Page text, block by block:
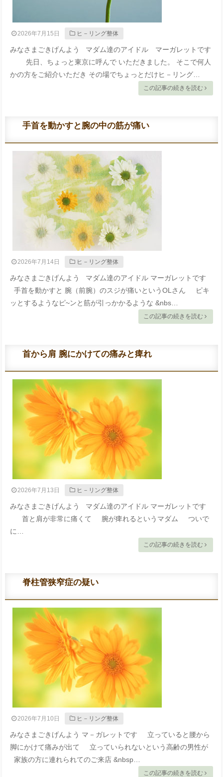
2026年7月15日 ヒ－リング整体
みなさまごきげんよう マダム達のアイドル マーガレットです
先日、ちょっと東京に呼んで いただきました。 そこで何人
かの方をご紹介いただき その場でちょっとだけヒ－リング…
この記事の続きを読む
手首を動かすと腕の中の筋が痛い
2026年7月14日 ヒ－リング整体
みなさまごきげんよう マダム達のアイドル マーガレットです
手首を動かすと 腕（前腕）のスジが痛いというOLさん ピキ
ッとするようなピ~ンと筋が引っかかるような &nbs…
この記事の続きを読む
首から肩 腕にかけての痛みと痺れ
2026年7月13日 ヒ－リング整体
みなさまごきげんよう マダム達のアイドル マーガレットです
首と肩が非常に痛くて 腕が痺れるというマダム ついで
に…
この記事の続きを読む
脊柱管狭窄症の疑い
2026年7月10日 ヒ－リング整体
みなさまごきげんよう マ－ガレットです 立っていると腰から
脚にかけて痛みが出て 立っていられないという高齢の男性が
家族の方に連れられてのご来店 &nbsp…
この記事の続きを読む